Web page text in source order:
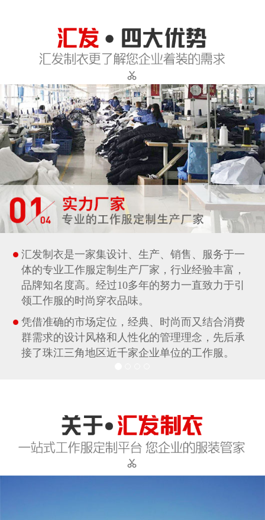
汇发制衣是一家集设计、生产、销售、服务于一
体的专业工作服定制生产厂家，行业经验丰富，
品牌知名度高。经过10多年的努力一直致力于引
领工作服的时尚穿衣品味。
凭借准确的市场定位，经典、时尚而又结合消费
群需求的设计风格和人性化的管理理念，先后承
接了珠江三角地区近千家企业单位的工作服。